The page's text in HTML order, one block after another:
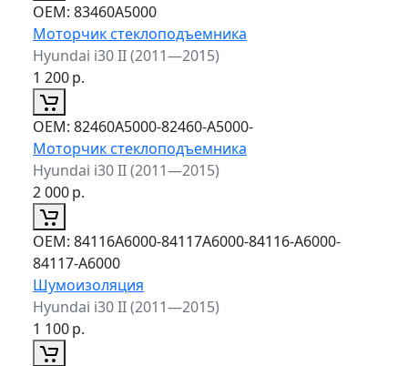
ОЕМ: 83460A5000
Моторчик стеклоподъемника
Hyundai i30 II (2011—2015)
1 200р.
ОЕМ: 82460A5000-82460-A5000-
Моторчик стеклоподъемника
Hyundai i30 II (2011—2015)
2 000р.
ОЕМ: 84116A6000-84117A6000-84116-A6000-
84117-A6000
Шумоизоляция
Hyundai i30 II (2011—2015)
1 100р.